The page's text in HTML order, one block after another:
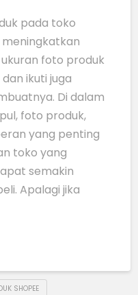
pada toko
foto produk
ikuti juga
Di dalam
foto produk,
yang penting
toko yang
semakin
Apalagi jika
SHOPEE